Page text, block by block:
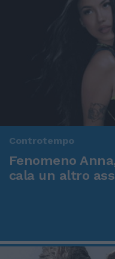
Controtempo
Fenomeno
cala un altro